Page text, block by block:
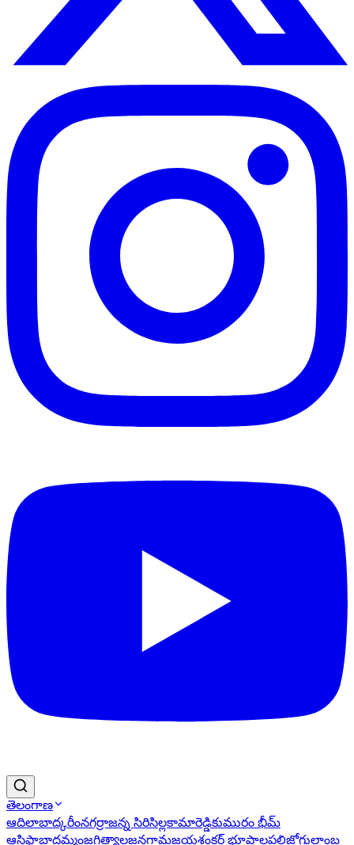
తెలంగాణ
ఆదిలాబాద్కరీంనగర్రాజన్న సిరిసిల్లకామారెడ్డికుమురం భీమ్
ఆసిఫాబాద్ఖమ్మంజగిత్యాలజనగామజయశంకర్ భూపాలపల్లిజోగులాంబ